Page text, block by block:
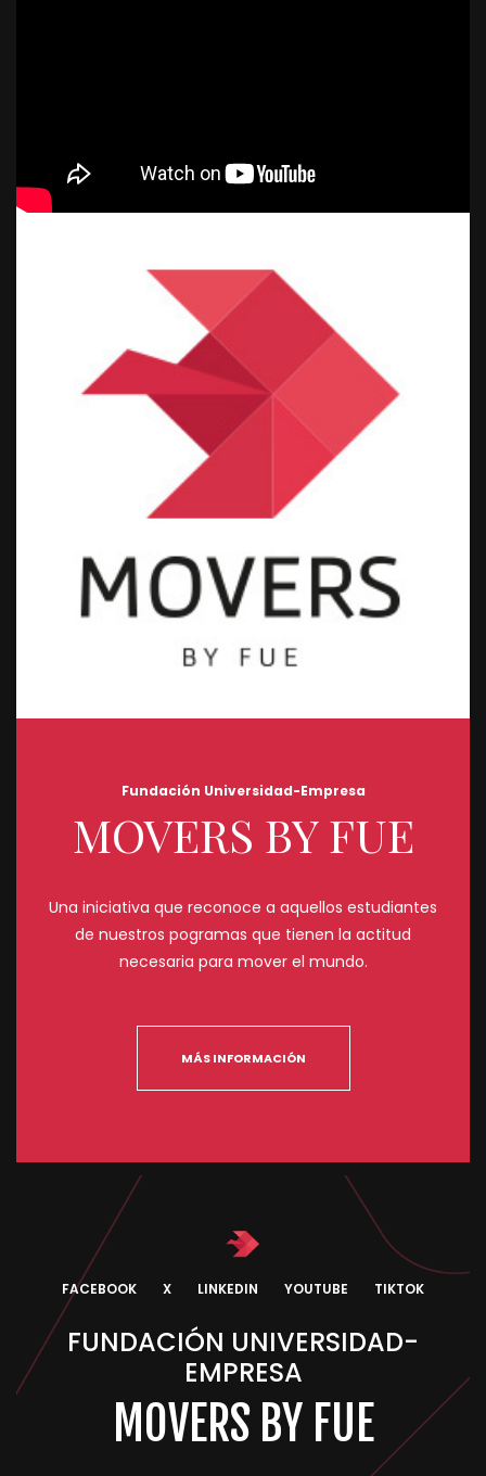
Fundación Universidad-Empresa
MOVERS BY FUE
Una iniciativa que reconoce a aquellos estudiantes
de nuestros pogramas que tienen la actitud
necesaria para mover el mundo.
MÁS INFORMACIÓN
FACEBOOK X LINKEDIN YOUTUBE TIKTOK
FUNDACIÓN UNIVERSIDAD-
EMPRESA
MOVERS BY FUE